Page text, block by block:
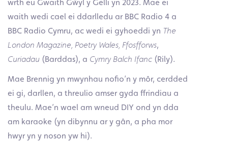
wrth eu Gwaith Gŵyl y Gelli yn 2023. Mae ei
waith wedi cael ei ddarlledu ar BBC Radio 4 a
BBC Radio Cymru, ac wedi ei gyhoeddi yn The
London Magazine, Poetry Wales, Ffosfforws,
Curiadau (Barddas), a Cymry Balch Ifanc (Rily).
Mae Brennig yn mwynhau nofio’n y môr, cerdded
ei gi, darllen, a threulio amser gyda ffrindiau a
theulu. Mae’n wael am wneud DIY ond yn dda
am karaoke (yn dibynnu ar y gân, a pha mor
hwyr yn y noson yw hi).